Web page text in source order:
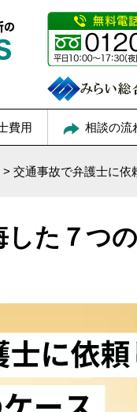
費用 相談の流
> 交通事故で弁護士に依
た７つ